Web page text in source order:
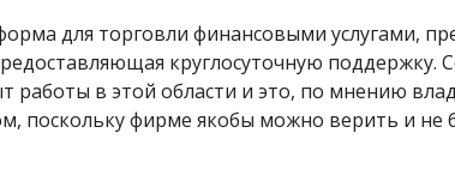
для торговли финансовыми услугами,
круглосуточную
работы в этой области и это, по мнению
поскольку фирме якобы можно верить и не